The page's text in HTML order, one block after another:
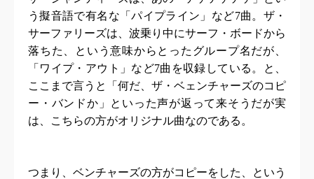
う擬音語で有名な「パイプライン」など7曲。ザ・
サーファリーズは、波乗り中にサーフ・ボードから
落ちた、という意味からとったグループ名だが、
「ワイプ・アウト」など7曲を収録している。と、
ここまで言うと「何だ、ザ・ベェンチャーズのコピ
ー・バンドか」といった声が返って来そうだが実
は、こちらの方がオリジナル曲なのである。
つまり、ベンチャーズの方がコピーをした、という